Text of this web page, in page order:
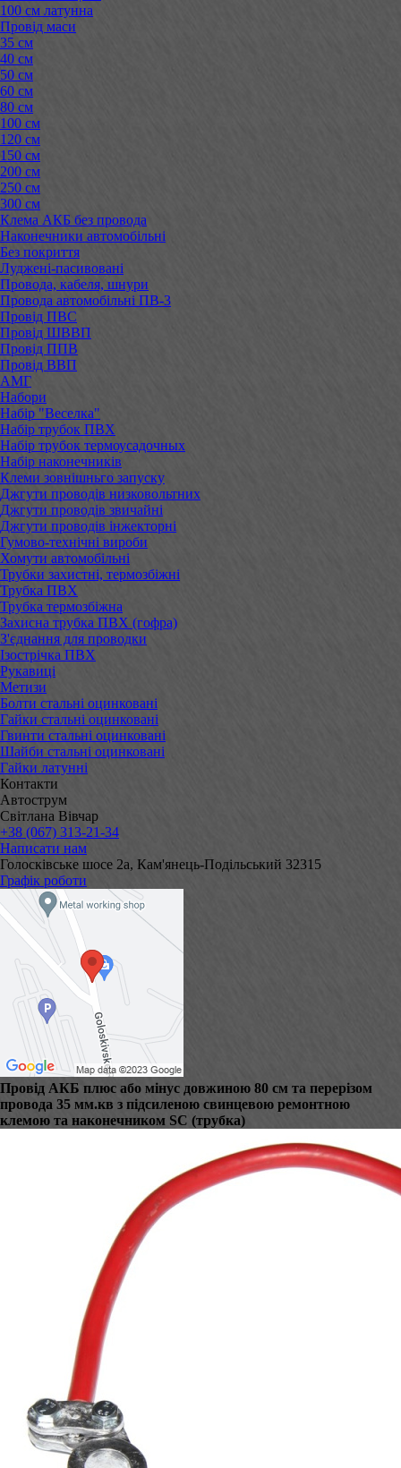
100 см латунна
Провід маси
35 см
40 см
50 см
60 см
80 см
100 см
120 см
150 см
200 см
250 см
300 см
Клема АКБ без провода
Наконечники автомобільні
Без покриття
Луджені-пасивовані
Провода, кабеля, шнури
Провода автомобільні ПВ-3
Провід ПВС
Провід ШВВП
Провід ППВ
Провід ВВП
АМГ
Набори
Набір "Веселка"
Набір трубок ПВХ
Набір трубок термоусадочных
Набір наконечників
Клеми зовнішньго запуску
Джгути проводів низковольтних
Джгути проводів звичайні
Джгути проводів інжекторні
Гумово-технічні вироби
Хомути автомобільні
Трубки захистні, термозбіжні
Трубка ПВХ
Трубка термозбіжна
Захисна трубка ПВХ (гофра)
З'єднання для проводки
Ізострічка ПВХ
Рукавиці
Метизи
Болти стальні оцинковані
Гайки стальні оцинковані
Гвинти стальні оцинковані
Шайби стальні оцинковані
Гайки латунні
Контакти
Автострум
Світлана Вівчар
+38 (067) 313-21-34
Написати нам
Голосківське шосе 2а, Кам'янець-Подільський 32315
Графік роботи
Провід АКБ плюс або мінус довжиною 80 см та перерізом
провода 35 мм.кв з підсиленою свинцевою ремонтною
клемою та наконечником SC (трубка)